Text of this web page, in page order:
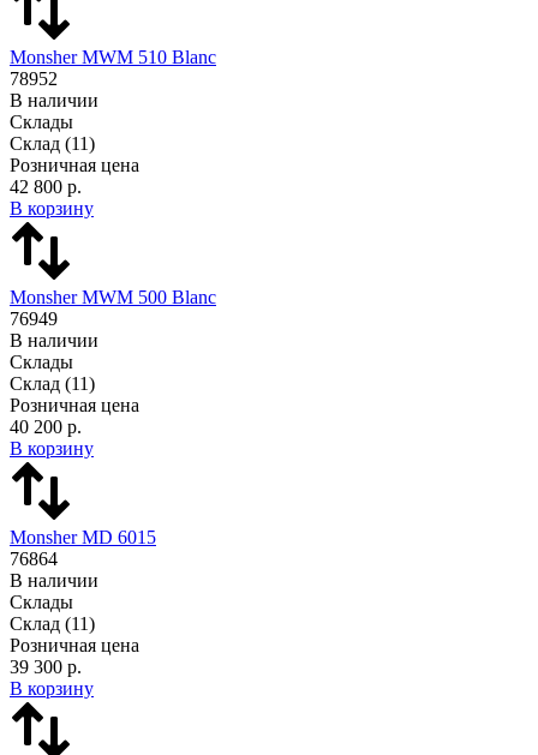
Monsher MWM 510 Blanc
78952
В наличии
Склады
Склад (11)
Розничная цена
42 800 р.
В корзину
Monsher MWM 500 Blanc
76949
В наличии
Склады
Склад (11)
Розничная цена
40 200 р.
В корзину
Monsher MD 6015
76864
В наличии
Склады
Склад (11)
Розничная цена
39 300 р.
В корзину